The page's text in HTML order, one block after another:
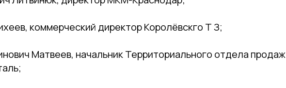
коммерческий директор Королёвскго Т З;
Матвеев, начальник Территориального отдела продаж